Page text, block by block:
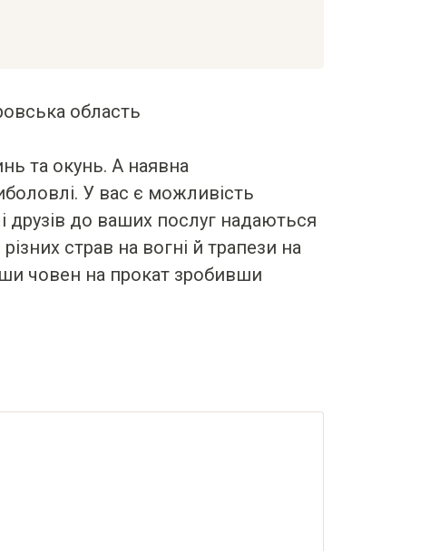
область
та окунь. А наявна
У вас є можливість
друзів до ваших послуг надаються
страв на вогні й трапези на
човен на прокат зробивши